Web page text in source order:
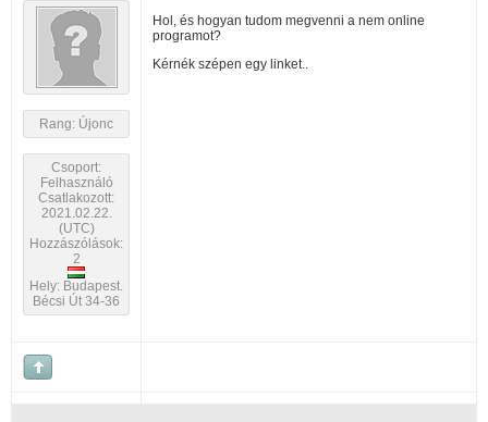
Rang: Újonc
Csoport:
Felhasználó
Csatlakozott:
2021.02.22.
(UTC)
Hozzászólások:
2
Hely: Budapest.
Bécsi Út 34-36
Hol, és hogyan tudom megvenni a nem online
programot?
Kérnék szépen egy linket..